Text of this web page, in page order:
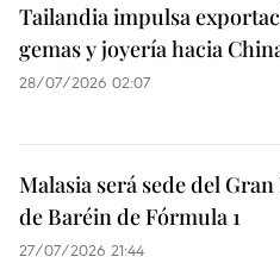
Tailandia impulsa
gemas y joyería hacia
28/07/2026 02:07
Malasia será sede del
de Baréin de Fórmula 1
27/07/2026 21:44